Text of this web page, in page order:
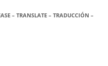
– TRANSLATE – TRADUCCIÓN –